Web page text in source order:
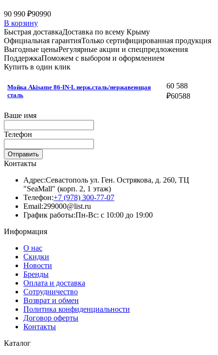
90 990 ₽90990
В корзину
Быстрая доставкаДоставка по всему Крыму
Официальная гарантияТолько сертифицированная продукция
Выгодные ценыРегулярные акции и спецпредложения
ПоддержкаПоможем с выбором и оформлением
Купить в один клик
Мойка Akisame 86-IN-L нерж.сталь/нержавеющая
сталь
60 588
₽60588
Ваше имя
Телефон
Отправить
Контакты
Адрес:Севастополь ул. Ген. Острякова, д. 260, ТЦ
"SeaMall" (корп. 2, 1 этаж)
Телефон:+7 (978) 300-77-07
Email:299000@list.ru
График работы:Пн-Вс: с 10:00 до 19:00
Информация
О нас
Скидки
Новости
Бренды
Оплата и доставка
Сотрудничество
Возврат и обмен
Политика конфиденциальности
Договор оферты
Контакты
Каталог